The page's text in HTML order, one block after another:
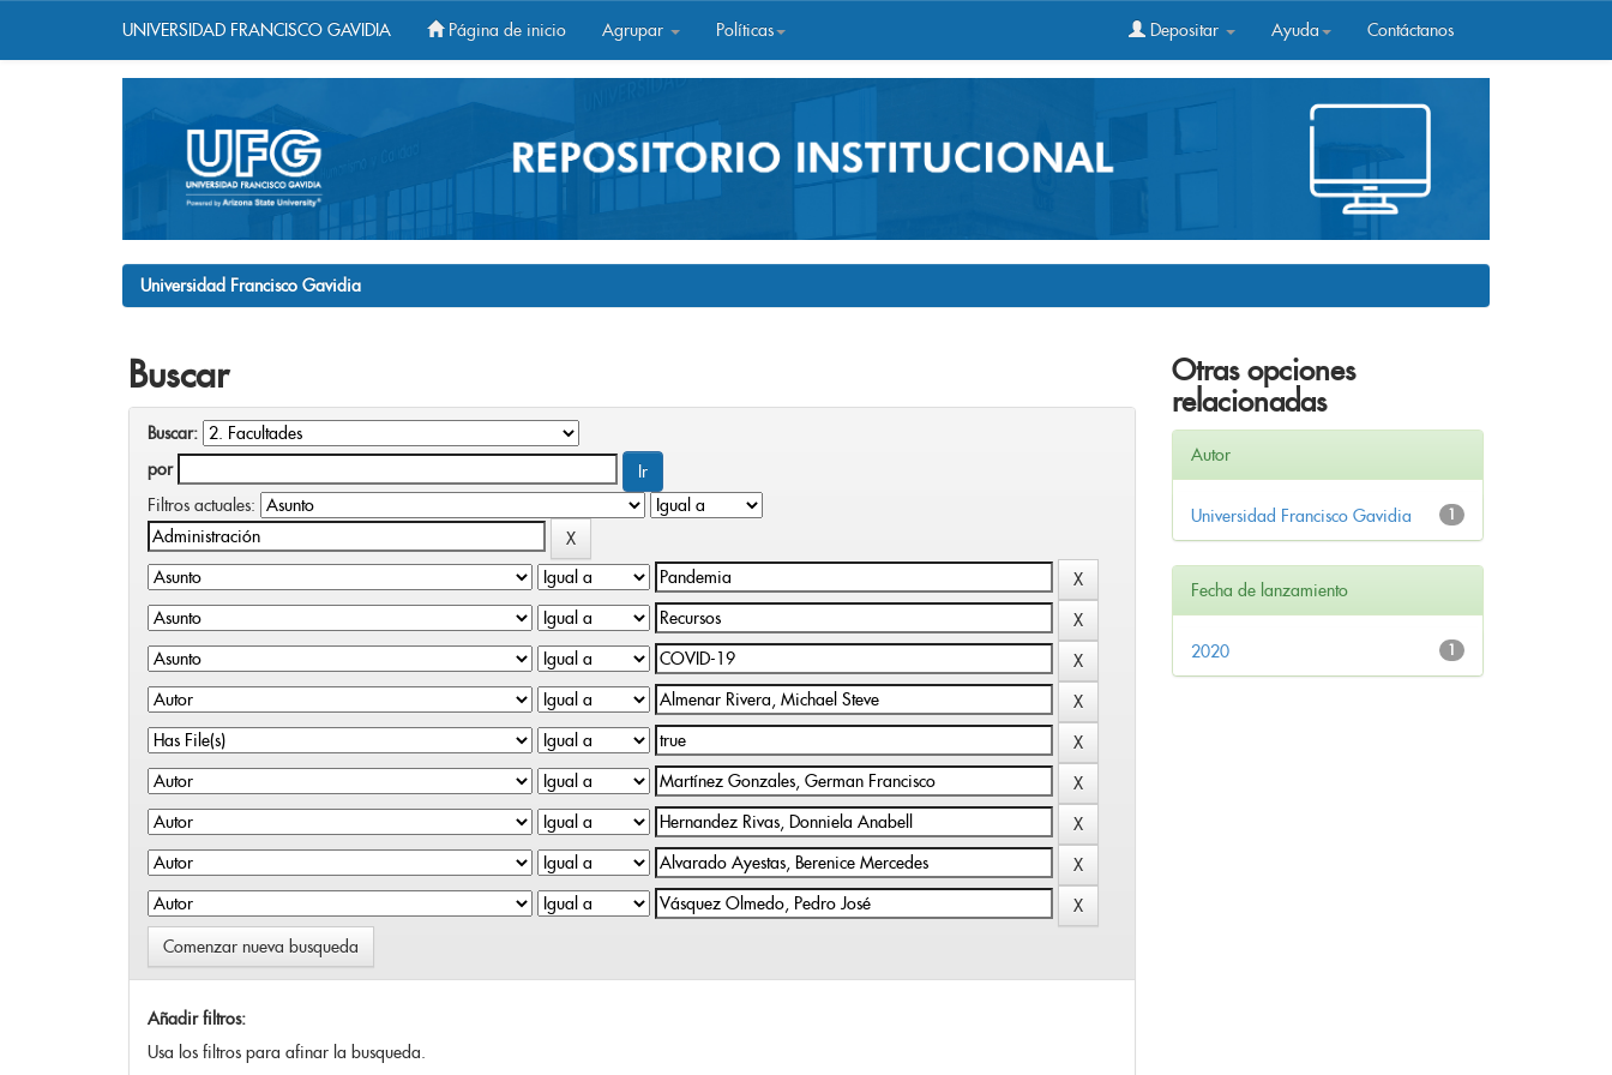
UNIVERSIDAD FRANCISCO GAVIDIA Página de inicio Agrupar Políticas Depositar Ayuda Contáctanos
Universidad Francisco Gavidia
Buscar
Buscar:
por
Filtros actuales:
Comenzar nueva busqueda
Añadir filtros:
Usa los filtros para afinar la busqueda.
Otras opciones
relacionadas
Autor
1
Universidad Francisco Gavidia
Fecha de lanzamiento
1
2020